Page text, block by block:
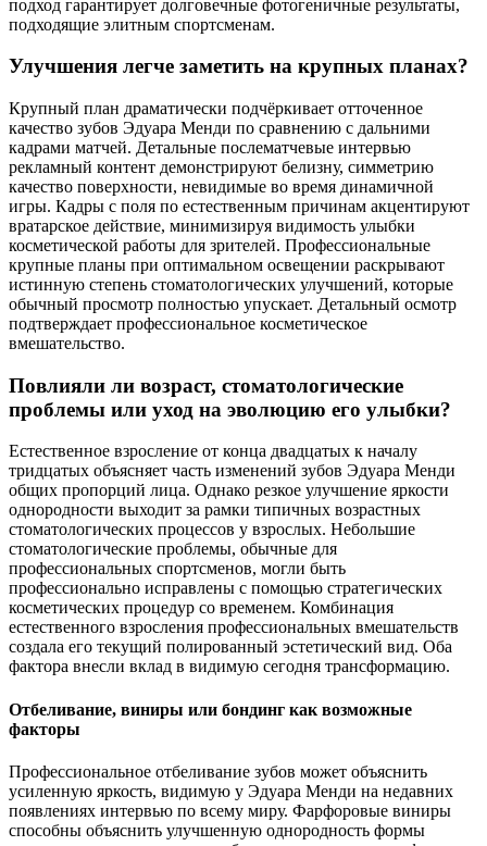
подход гарантирует долговечные фотогеничные результаты,
подходящие элитным спортсменам.
Улучшения легче заметить на крупных планах?
Крупный план драматически подчёркивает отточенное
качество зубов Эдуара Менди по сравнению с дальними
кадрами матчей. Детальные послематчевые интервью
рекламный контент демонстрируют белизну, симметрию
качество поверхности, невидимые во время динамичной
игры. Кадры с поля по естественным причинам акцентируют
вратарское действие, минимизируя видимость улыбки
косметической работы для зрителей. Профессиональные
крупные планы при оптимальном освещении раскрывают
истинную степень стоматологических улучшений, которые
обычный просмотр полностью упускает. Детальный осмотр
подтверждает профессиональное косметическое
вмешательство.
Повлияли ли возраст, стоматологические
проблемы или уход на эволюцию его улыбки?
Естественное взросление от конца двадцатых к началу
тридцатых объясняет часть изменений зубов Эдуара Менди
общих пропорций лица. Однако резкое улучшение яркости
однородности выходит за рамки типичных возрастных
стоматологических процессов у взрослых. Небольшие
стоматологические проблемы, обычные для
профессиональных спортсменов, могли быть
профессионально исправлены с помощью стратегических
косметических процедур со временем. Комбинация
естественного взросления профессиональных вмешательств
создала его текущий полированный эстетический вид. Оба
фактора внесли вклад в видимую сегодня трансформацию.
Отбеливание, виниры или бондинг как возможные
факторы
Профессиональное отбеливание зубов может объяснить
усиленную яркость, видимую у Эдуара Менди на недавних
появлениях интервью по всему миру. Фарфоровые виниры
способны объяснить улучшенную однородность формы